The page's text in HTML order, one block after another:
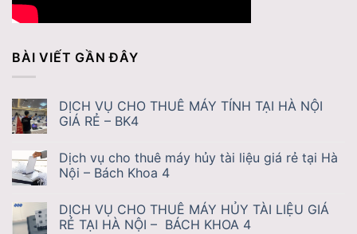
BÀI VIẾT GẦN ĐÂY
DỊCH VỤ CHO THUÊ MÁY TÍNH TẠI HÀ NỘI
GIÁ RẺ – BK4
Dịch vụ cho thuê máy hủy tài liệu giá rẻ tại Hà
Nội – Bách Khoa 4
DỊCH VỤ CHO THUÊ MÁY HỦY TÀI LIỆU GIÁ
RẺ TẠI HÀ NỘI – BÁCH KHOA 4